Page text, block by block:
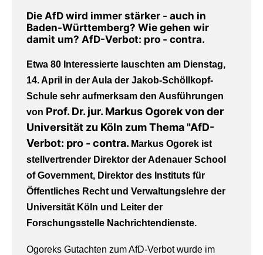
Die AfD wird immer stärker - auch in
Baden-Württemberg? Wie gehen wir
damit um? AfD-Verbot: pro - contra.
Etwa 80 Interessierte lauschten am Dienstag,
14. April in der Aula der Jakob-Schöllkopf-
Schule sehr aufmerksam den Ausführungen
von Prof. Dr. jur. Markus Ogorekvon der
Universität zu Köln zum Thema "AfD-
Verbot: pro - contra. Markus Ogorek ist
stellvertrender Direktor der Adenauer School
of Government, Direktor des Instituts für
Öffentliches Recht und Verwaltungslehre der
Universität Köln und Leiter der
Forschungsstelle Nachrichtendienste.
Ogoreks Gutachten zum AfD-Verbot wurde im